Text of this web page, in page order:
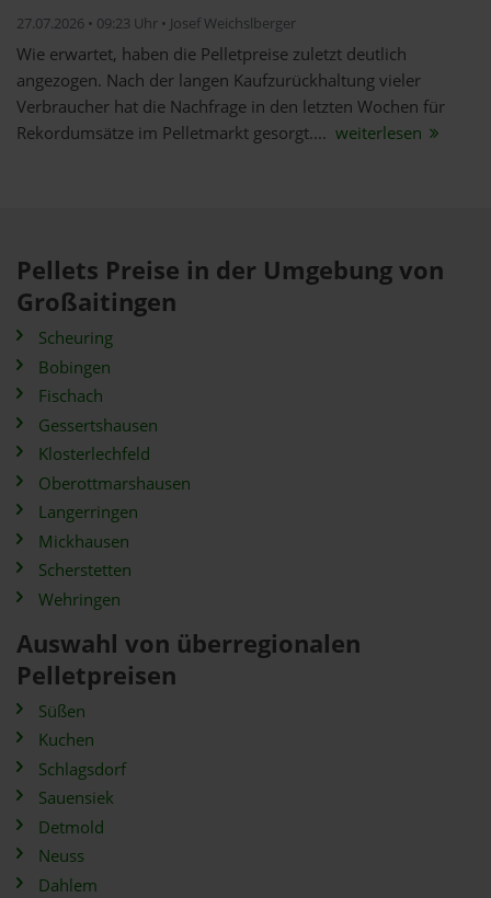
27.07.2026 • 09:23 Uhr • Josef Weichslberger
Wie erwartet, haben die Pelletpreise zuletzt deutlich
angezogen. Nach der langen Kaufzurückhaltung vieler
Verbraucher hat die Nachfrage in den letzten Wochen für
Rekordumsätze im Pelletmarkt gesorgt.... weiterlesen
Pellets Preise in der Umgebung von
Großaitingen
Scheuring
Bobingen
Fischach
Gessertshausen
Klosterlechfeld
Oberottmarshausen
Langerringen
Mickhausen
Scherstetten
Wehringen
Auswahl von überregionalen
Pelletpreisen
Süßen
Kuchen
Schlagsdorf
Sauensiek
Detmold
Neuss
Dahlem